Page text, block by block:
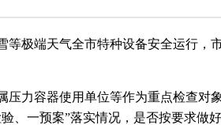
等极端天气全市特种设备安全运行，
力容器使用单位等作为重点检查对象
、一预案”落实情况，是否按要求做